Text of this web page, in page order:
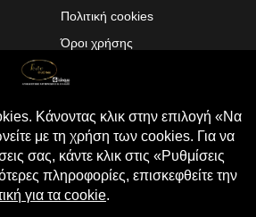
Πολιτική cookies
Όροι χρήσης
. All Rights
by